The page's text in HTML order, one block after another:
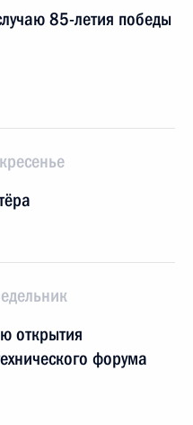
85-летия победы
открытия
форума